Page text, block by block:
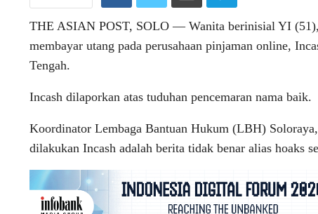
THE ASIAN POST, SOLO — Wanita berinisial YI
membayar utang pada perusahaan pinjaman online,
Tengah.
Incash dilaporkan atas tuduhan pencemaran nama baik.
Koordinator Lembaga Bantuan Hukum (LBH)
dilakukan Incash adalah berita tidak benar alias hoaks